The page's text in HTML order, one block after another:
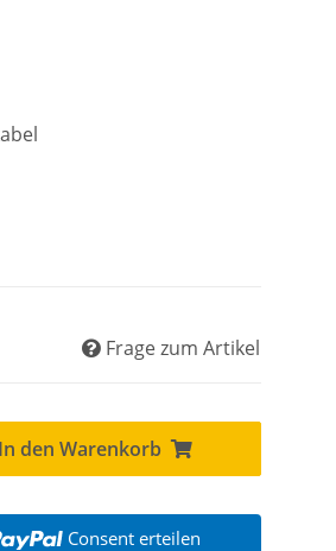
Frage zum Artikel
In den Warenkorb
Consent erteilen